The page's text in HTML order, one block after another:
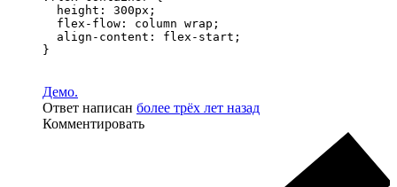
  height: 300px;
  flex-flow: column wrap;
  align-content: flex-start;
}
Демо.
Ответ написан более трёх лет назад
Комментировать